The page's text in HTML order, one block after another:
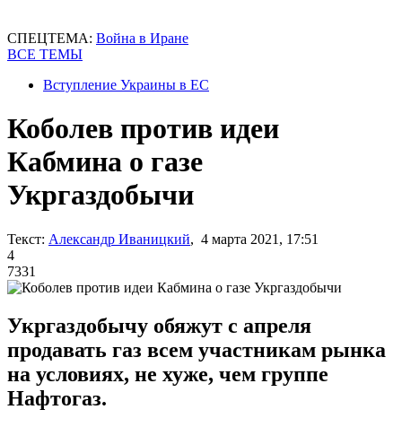
СПЕЦТЕМА: Война в Иране
ВСЕ ТЕМЫ
Вступление Украины в ЕС
Коболев против идеи
Кабмина о газе
Укргаздобычи
Текст: Александр Иваницкий, 4 марта 2021, 17:51
4
7331
Укргаздобычу обяжут с апреля
продавать газ всем участникам рынка
на условиях, не хуже, чем группе
Нафтогаз.